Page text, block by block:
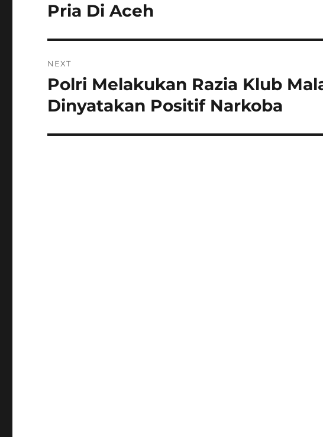
post:
Pria Di Aceh
NEXT
Next
post:
Polri Melakukan Razia Klub
Dinyatakan Positif Narkoba